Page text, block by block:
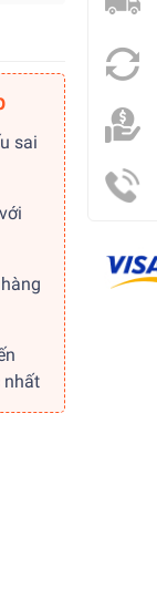
sai
nhất